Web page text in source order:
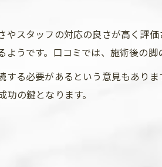
スタッフの対応の良さが高く評
うです。口コミでは、施術後の
る必要があるという意見もあり
の鍵となります。